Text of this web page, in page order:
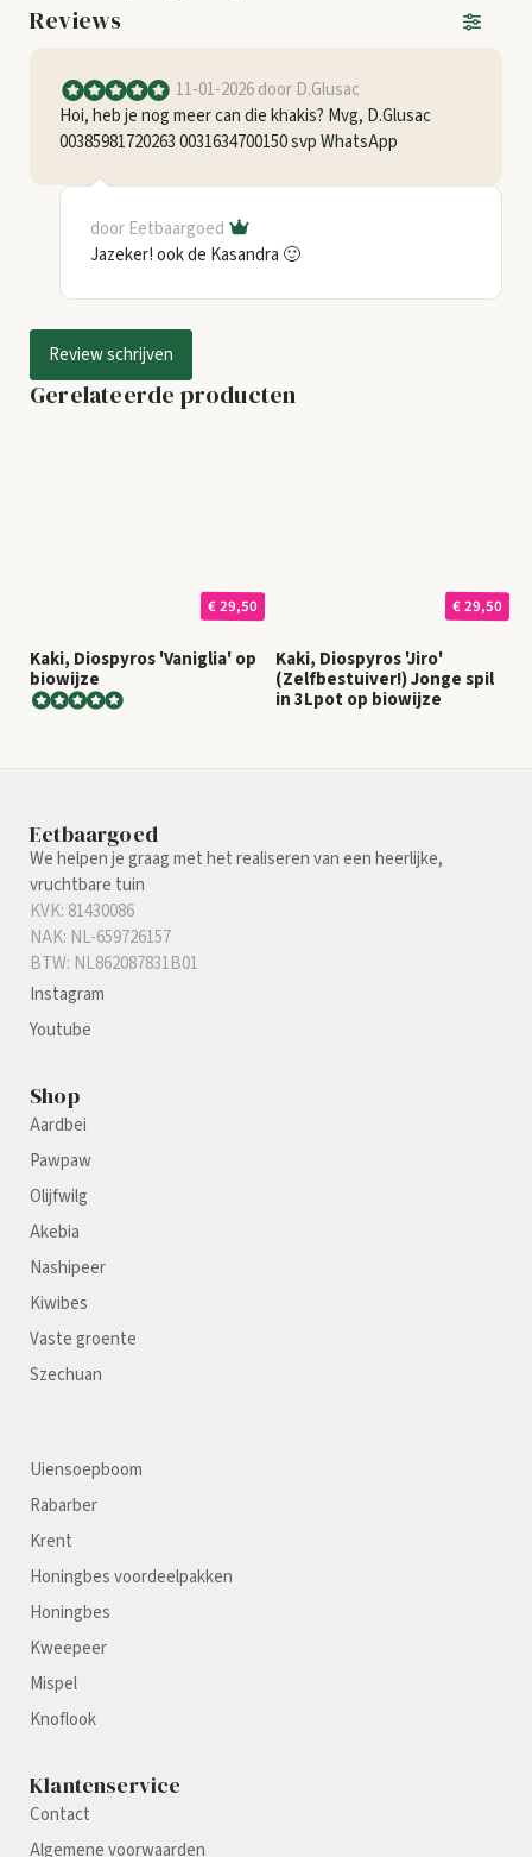
Reviews
11-01-2026door D.Glusac
Hoi, heb je nog meer can die khakis? Mvg, D.Glusac
00385981720263 0031634700150 svp WhatsApp
door Eetbaargoed
Jazeker! ook de Kasandra 🙂
Review schrijven
Gerelateerde producten
€ 29,50
Kaki, Diospyros 'Vaniglia' op
biowijze
€ 29,50
Kaki, Diospyros 'Jiro'
(Zelfbestuiver!) Jonge spil
in 3Lpot op biowijze
Eetbaargoed
We helpen je graag met het realiseren van een heerlijke,
vruchtbare tuin
KVK: 81430086
NAK: NL-659726157
BTW: NL862087831B01
Instagram
Youtube
Shop
Aardbei
Pawpaw
Olijfwilg
Akebia
Nashipeer
Kiwibes
Vaste groente
Szechuan
Uiensoepboom
Rabarber
Krent
Honingbes voordeelpakken
Honingbes
Kweepeer
Mispel
Knoflook
Klantenservice
Contact
Algemene voorwaarden